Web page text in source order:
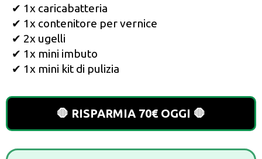
✔ 1x caricabatteria
✔ 1x contenitore per vernice
✔ 2x ugelli
✔ 1x mini imbuto
✔ 1x mini kit di pulizia
🛑 RISPARMIA 70€ OGGI 🛑